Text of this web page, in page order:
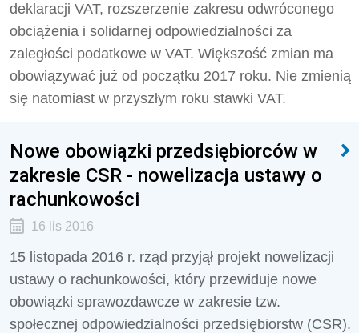
deklaracji VAT, rozszerzenie zakresu odwróconego
obciążenia i solidarnej odpowiedzialności za
zaległości podatkowe w VAT. Większość zmian ma
obowiązywać już od początku 2017 roku. Nie zmienią
się natomiast w przyszłym roku stawki VAT.
Nowe obowiązki przedsiębiorców w
zakresie CSR - nowelizacja ustawy o
rachunkowości
16 lis 2016
15 listopada 2016 r. rząd przyjął projekt nowelizacji
ustawy o rachunkowości, który przewiduje nowe
obowiązki sprawozdawcze w zakresie tzw.
społecznej odpowiedzialności przedsiębiorstw (CSR).